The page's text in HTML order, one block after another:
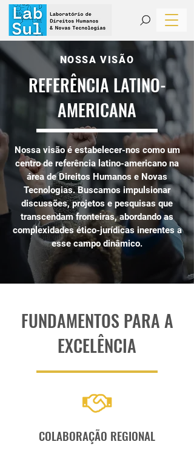
NOSSA VISÃO
REFERÊNCIA LATINO-
AMERICANA
Nossa visão é estabelecer-nos como um
centro de referência latino-americano na
área de Direitos Humanos e Novas
Tecnologias. Buscamos impulsionar
discussões, projetos e pesquisas que
transcendam fronteiras, abordando as
complexidades ético-jurídicas inerentes a
esse campo dinâmico.
FUNDAMENTOS PARA A
EXCELÊNCIA
COLABORAÇÃO REGIONAL